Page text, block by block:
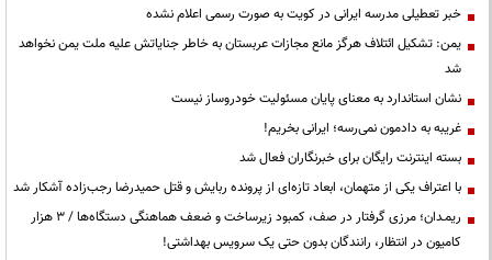
خبر تعطیلی مدرسه ایرانی در کویت به صورت رسمی اعلام نشده
یمن: تشکیل ائتلاف هرگز مانع مجازات عربستان به خاطر جنایاتش علیه ملت یمن نخواهد
شد
نشان استاندارد به معنای پایان مسئولیت خودروساز نیست
غریبه به دادمون نمی‌رسه؛ ایرانی بخریم!
بسته اینترنت رایگان برای خبرنگاران فعال شد
با اعتراف یکی از متهمان، ابعاد تازه‌ای از پرونده ربایش و قتل حمیدرضا رجب‌زاده آشکار شد
ریمـدان؛ مرزی گرفتار در صف، کمبود زیرساخت و ضعف هماهنگی دستگاه‌ها / ۳ هزار
کامیون در انتظار، رانندگان بدون حتی یک سرویس بهداشتی!